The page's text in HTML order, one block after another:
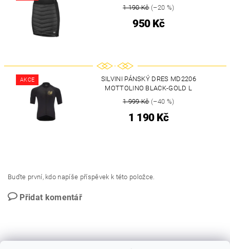
1 190 Kč(–20 %)
950 Kč
AKCE
SILVINI PÁNSKÝ DRES MD2206
MOTTOLINO BLACK-GOLD L
1 999 Kč(–40 %)
1 190 Kč
Buďte první, kdo napíše příspěvek k této položce.
Přidat komentář